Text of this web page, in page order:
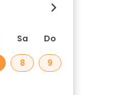
Sa Do
8 9